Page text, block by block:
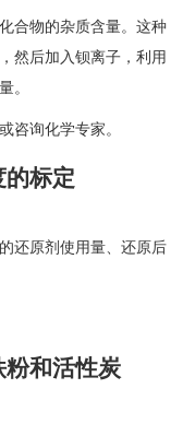
合物的杂质含量。这种
然后加入钡离子，利用
。
咨询化学专家。
的标定
还原剂使用量、还原后
和活性炭